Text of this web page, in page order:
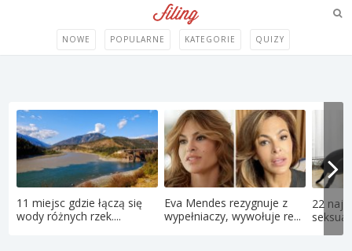
NOWE POPULARNE KATEGORIE QUIZY
11 miejsc gdzie łączą się
wody różnych rzek....
Eva Mendes rezygnuje z
wypełniaczy, wywołuje re...
22